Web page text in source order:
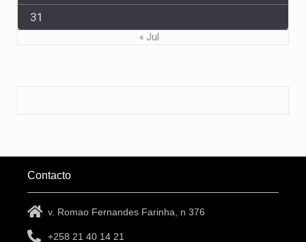
31
« Jul
Contacto
v. Romao Fernandes Farinha, n 376
+258 21 40 14 21